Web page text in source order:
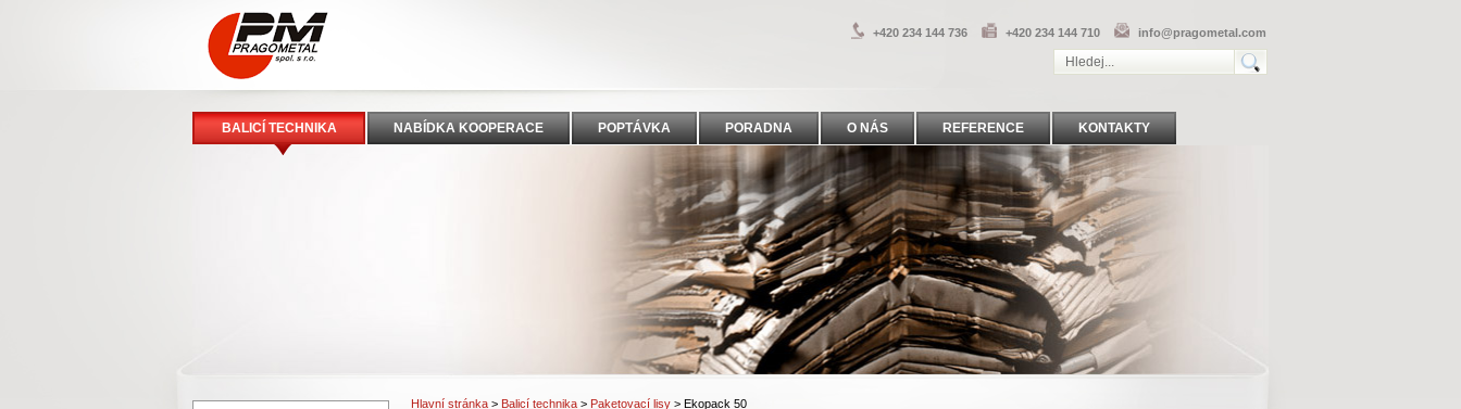
BALICÍ TECHNIKA NABÍDKA KOOPERACE POPTÁVKA PORADNA O NÁS REFERENCE KONTAKTY
+420 234 144 736 +420 234 144 710 info@pragometal.com
Hlavní stránka > Balicí technika > Paketovací lisy > Ekopack 50